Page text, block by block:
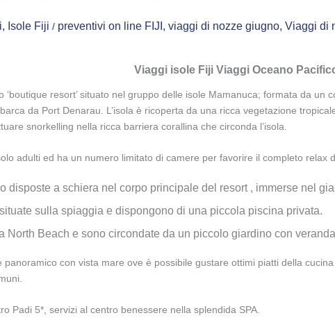
, Isole Fiji / preventivi on line FIJI , viaggi di nozze giugno, Viaggi di
Viaggi isole Fiji Viaggi Oceano
resort’ situato nel gruppo delle isole Mamanuca; formata da un
da Port Denarau. L’isola è ricoperta da una ricca vegetazione
snorkelling nella ricca barriera corallina che circonda l’isola.
adulti ed ha un numero limitato di camere per favorire il completo relax
disposte a schiera nel corpo principale del resort , immerse nel
sulla spiaggia e dispongono di una piccola piscina privata.
North Beach e sono circondate da un piccolo giardino con
con vista mare ove è possibile gustare ottimi piatti della
Padi 5*, servizi al centro benessere nella splendida SPA.